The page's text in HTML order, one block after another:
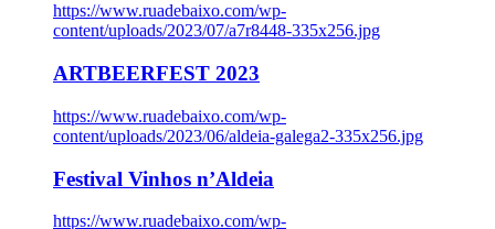
https://www.ruadebaixo.com/wp-
content/uploads/2023/07/a7r8448-335x256.jpg
ARTBEERFEST 2023
https://www.ruadebaixo.com/wp-
content/uploads/2023/06/aldeia-galega2-335x256.jpg
Festival Vinhos n’Aldeia
https://www.ruadebaixo.com/wp-